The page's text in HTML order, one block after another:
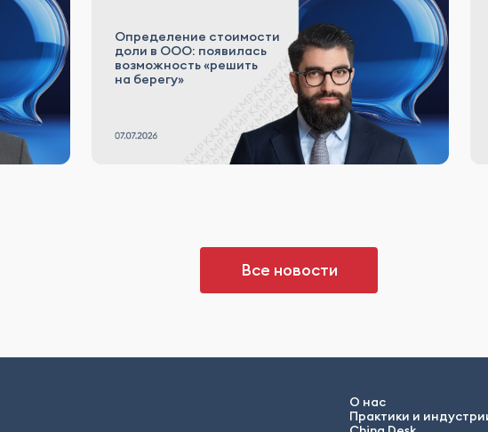
Определение стоимости
доли в ООО: появилась
возможность «решить
на берегу»
Все новости
О нас
Практики и